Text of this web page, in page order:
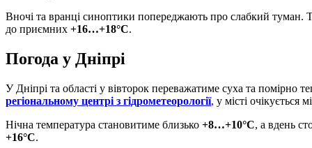
Вночі та вранці синоптики попереджають про слабкий туман.
до приємних +16…+18°C.
Погода у Дніпрі
У Дніпрі та області у вівторок переважатиме суха та помірно
регіональному центрі з гідрометеорології, у місті очікується
Нічна температура становитиме близько +8…+10°C, а вдень
+16°C.